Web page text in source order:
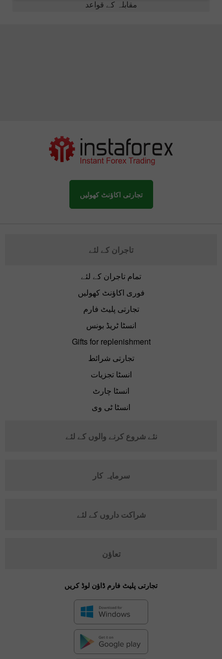
مقابلہ کے قواعد
تجارتی اکاؤنٹ کھولیں
تاجران کے لئے
تمام تاجران کے لئے
فوری اکاؤنٹ کھولیں
تجارتی پلیٹ فارم
انسٹا ٹریڈ بونس
Gifts for replenishment
تجارتی شرائط
انسٹا تجزیات
انسٹا چارٹ
انسٹا ٹی وی
نئے شروع کرنے والوں کے لئے
سرمایہ کار
شراکت داروں کے لئے
تعاؤن
تجارتی پلیٹ فارم ڈاؤن لوڈ کریں